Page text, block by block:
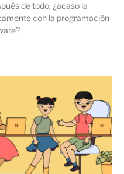
de todo, ¿acaso la
con la programación